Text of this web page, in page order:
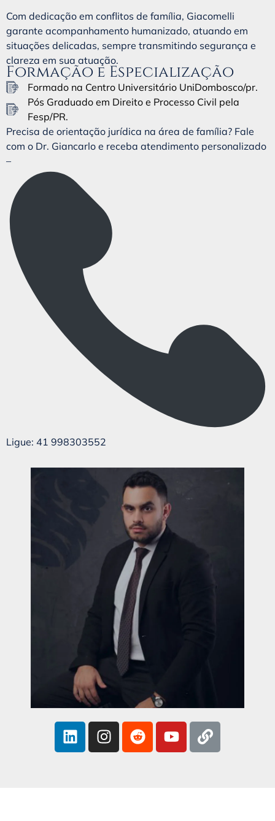
Com dedicação em conflitos de família, Giacomelli
garante acompanhamento humanizado, atuando em
situações delicadas, sempre transmitindo segurança e
clareza em sua atuação.
Formação e Especialização
Formado na Centro Universitário UniDombosco/pr.
Pós Graduado em Direito e Processo Civil pela
Fesp/PR.
Precisa de orientação jurídica na área de família? Fale
com o Dr. Giancarlo e receba atendimento personalizado
–
Ligue: 41 998303552